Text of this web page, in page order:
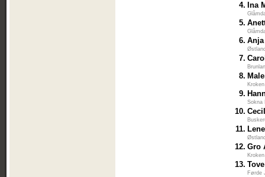
4. Ina
5.
6.
7.
8.
9.
Sokna
10.
11.
12. Gro
13.
Førde